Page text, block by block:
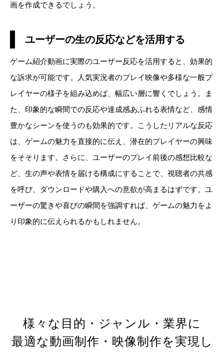
画を作成できるでしょう。
ユーザーの生の反応などを活用する
ゲーム紹介動画に実際のユーザー反応を活用すると、効果的
な訴求が可能です。人気実況者のプレイ映像や多様な一般プ
レイヤーの様子を組み込めば、幅広い層に響くでしょう。ま
た、印象的な瞬間での反応や達成感あふれる表情など、感情
豊かなシーンを使うのも効果的です。こうしたリアルな反応
は、ゲームの魅力を直接的に伝え、潜在的プレイヤーの興味
をそそります。さらに、ユーザーのプレイ前後の感想比較な
ど、生の声や表情を届ける構成にすることで、視聴者の共感
を呼び、ダウンロードや購入への意欲が高まるはずです。ユ
ーザーの驚きや喜びの瞬間を強調すれば、ゲームの魅力をよ
り印象的に伝えられるかもしれません。
様々な目的・ジャンル・業界に
最適な動画制作・映像制作を実現し